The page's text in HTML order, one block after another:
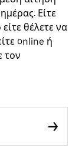
Είτε
θέλετε να
online ή
τον